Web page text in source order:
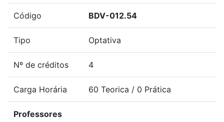
Código BDV-012.54
Tipo Optativa
Nº de créditos 4
Carga Horária 60 Teorica / 0 Prática
Professores